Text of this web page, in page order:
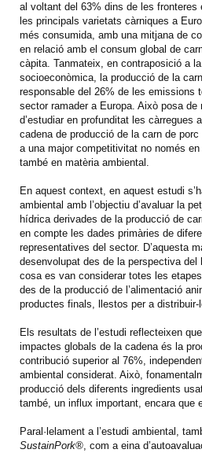
al voltant del 63% dins de les
les principals varietats càrniques a
més consumida, amb una mitjana de
en relació amb el consum global de
càpita. Tanmateix, en contraposició a
socioeconòmica, la producció de la
responsable del 26% de les emissions
sector ramader a Europa. Això posa
d’estudiar en profunditat les càrregues
cadena de producció de la carn de porc
a una major competitivitat no només
també en matèria ambiental.
En aquest context, en aquest estudi
ambiental amb l’objectiu d’avaluar la
hídrica derivades de la producció de
en compte les dades primàries de
representatives del sector. D’aquesta
desenvolupat des de la perspectiva del
cosa es van considerar totes les
des de la producció de l’alimentació
productes finals, llestos per a distribuir-
Els resultats de l’estudi reflecteixen
impactes globals de la cadena és la
contribució superior al 76%,
ambiental considerat. Això,
producció dels diferents ingredients
també, un influx important, encara que
Paral·lelament a l’estudi ambiental,
SustainPork®, com a eina